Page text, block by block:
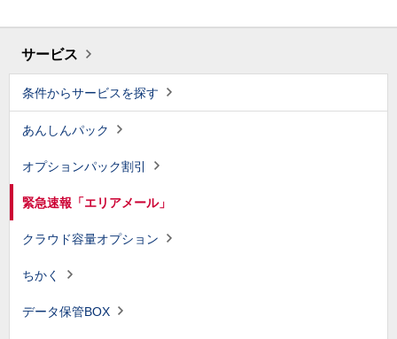
サービス
条件からサービスを探す
あんしんパック
オプションパック割引
緊急速報「エリアメール」
クラウド容量オプション
ちかく
データ保管BOX